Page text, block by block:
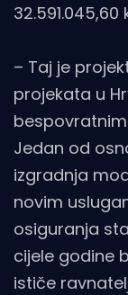
32.591.045,60
– Taj je
projekata u
Jedan od
izgradnja
novim
osiguranja
cijele godine
ističe